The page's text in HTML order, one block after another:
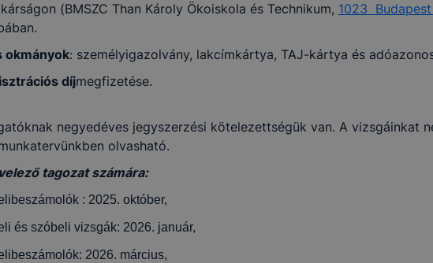
(BMSZC Than Károly Ökoiskola és Technikum, 1023
okmányok: személyigazolvány, lakcímkártya, TAJ-kártya és
díjmegfizetése.
negyedéves jegyszerzési kötelezettségük van. A vizsgáinkat
olvasható.
tagozat számára:
: 2025. október,
és szóbeli vizsgák: 2026. január,
2026. március,